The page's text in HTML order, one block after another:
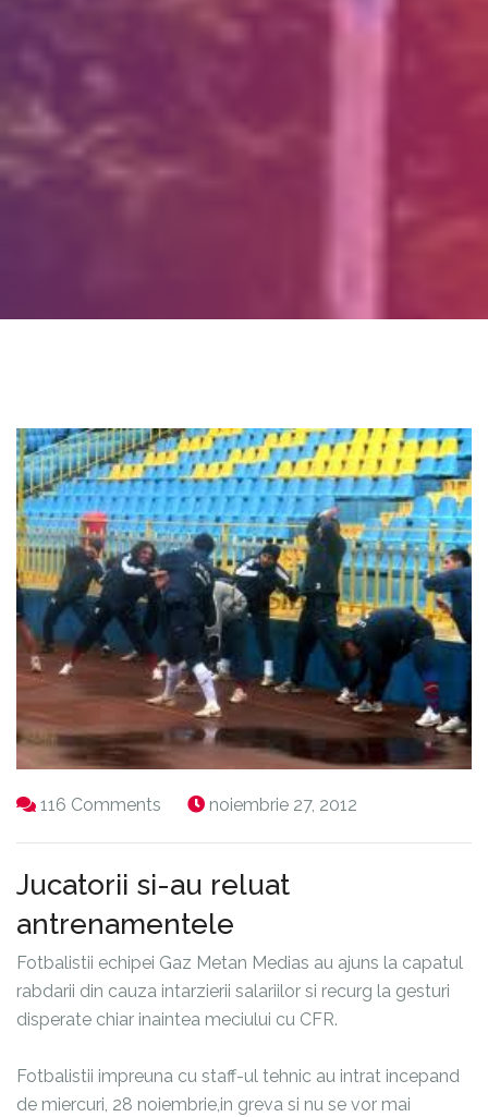
116 Comments noiembrie 27, 2012
Jucatorii si-au reluat
antrenamentele
Fotbalistii echipei Gaz Metan Medias au ajuns la capatul
rabdarii din cauza intarzierii salariilor si recurg la gesturi
disperate chiar inaintea meciului cu CFR.
Fotbalistii impreuna cu staff-ul tehnic au intrat incepand
de miercuri, 28 noiembrie,in greva si nu se vor mai